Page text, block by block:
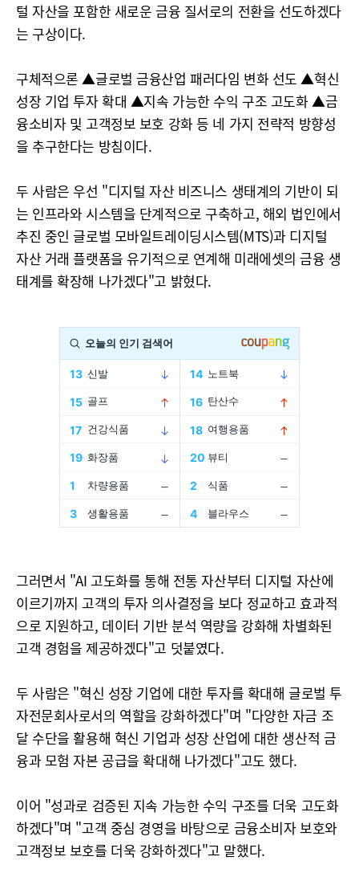
털 자산을 포함한 새로운 금융 질서로의 전환을 선도하겠다
는 구상이다.
구체적으론 ▲글로벌 금융산업 패러다임 변화 선도 ▲혁신
성장 기업 투자 확대 ▲지속 가능한 수익 구조 고도화 ▲금
융소비자 및 고객정보 보호 강화 등 네 가지 전략적 방향성
을 추구한다는 방침이다.
두 사람은 우선 "디지털 자산 비즈니스 생태계의 기반이 되
는 인프라와 시스템을 단계적으로 구축하고, 해외 법인에서
추진 중인 글로벌 모바일트레이딩시스템(MTS)과 디지털
자산 거래 플랫폼을 유기적으로 연계해 미래에셋의 금융 생
태계를 확장해 나가겠다"고 밝혔다.
그러면서 "AI 고도화를 통해 전통 자산부터 디지털 자산에
이르기까지 고객의 투자 의사결정을 보다 정교하고 효과적
으로 지원하고, 데이터 기반 분석 역량을 강화해 차별화된
고객 경험을 제공하겠다"고 덧붙였다.
두 사람은 "혁신 성장 기업에 대한 투자를 확대해 글로벌 투
자전문회사로서의 역할을 강화하겠다"며 "다양한 자금 조
달 수단을 활용해 혁신 기업과 성장 산업에 대한 생산적 금
융과 모험 자본 공급을 확대해 나가겠다"고도 했다.
이어 "성과로 검증된 지속 가능한 수익 구조를 더욱 고도화
하겠다"며 "고객 중심 경영을 바탕으로 금융소비자 보호와
고객정보 보호를 더욱 강화하겠다"고 말했다.